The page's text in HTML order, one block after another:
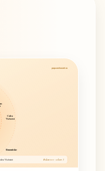
popcornhostel.ro
Calea
Victoriei
Rumuńskie
Victoriei Bukareszt · sektor 1